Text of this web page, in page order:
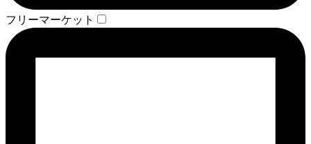
フリーマーケット